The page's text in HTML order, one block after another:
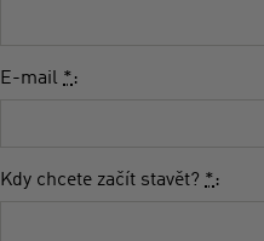
E-mail *:
Kdy chcete začít stavět? *: